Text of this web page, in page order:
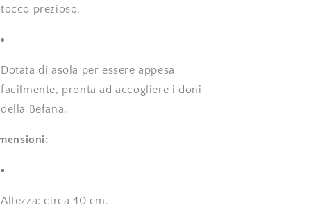
tocco prezioso.
Dotata di asola per essere appesa
facilmente, pronta ad accogliere i doni
della Befana.
Altezza: circa 40 cm.